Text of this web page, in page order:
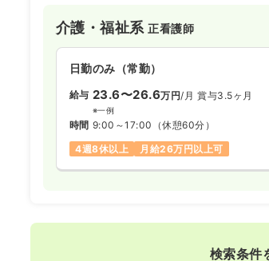
また、保育園（定員60名）を併設し、乳幼
育て世代にも寄り添い応援しています。
介護・福祉系正看護師
日勤のみ（常勤）
給与 23.6〜26.6万円/月 賞与3.5ヶ月
※一例
時間 9:00～17:00 （休憩60分）
4週8休以上
月給26万円以上可
検索条件